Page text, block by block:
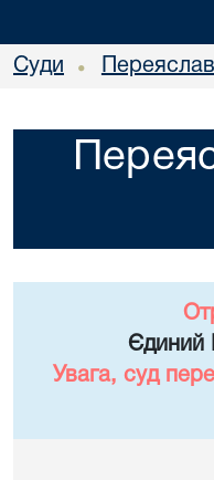
Суди •
Єдиний
Увага, суд